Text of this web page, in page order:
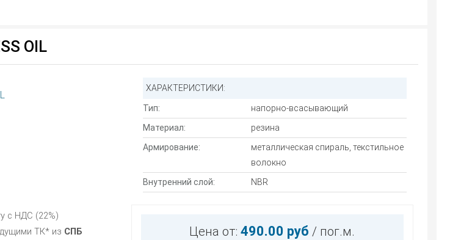
OIL
ХАРАКТЕРИСТИКИ:
Тип:
напорно-всасывающий
Материал:
резина
Армирование:
металлическая спираль, текстильное
волокно
Внутренний слой:
NBR
с НДС (22%)
ТК* из СПБ
Цена от:490.00 руб / пог.м.